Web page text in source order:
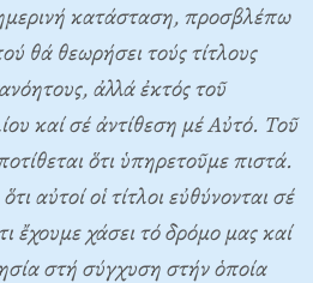
κατάσταση, προσβλέπω
θά θεωρήσει τούς τίτλους
ἀλλά ἐκτός τοῦ
καί σέ ἀντίθεση μέ Aὐτό. Tοῦ
ὅτι ὑπηρετοῦμε πιστά.
αὐτοί οἱ τίτλοι εὐθύνονται σέ
ἔχουμε χάσει τό δρόμο μας καί
στή σύγχυση στήν ὁποία